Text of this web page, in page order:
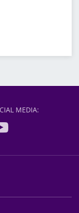
MEDIA: